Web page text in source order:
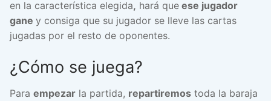
en la característica elegida, hará que ese jugador
gane y consiga que su jugador se lleve las cartas
jugadas por el resto de oponentes.
¿Cómo se juega?
Para empezar la partida, repartiremos toda la baraja